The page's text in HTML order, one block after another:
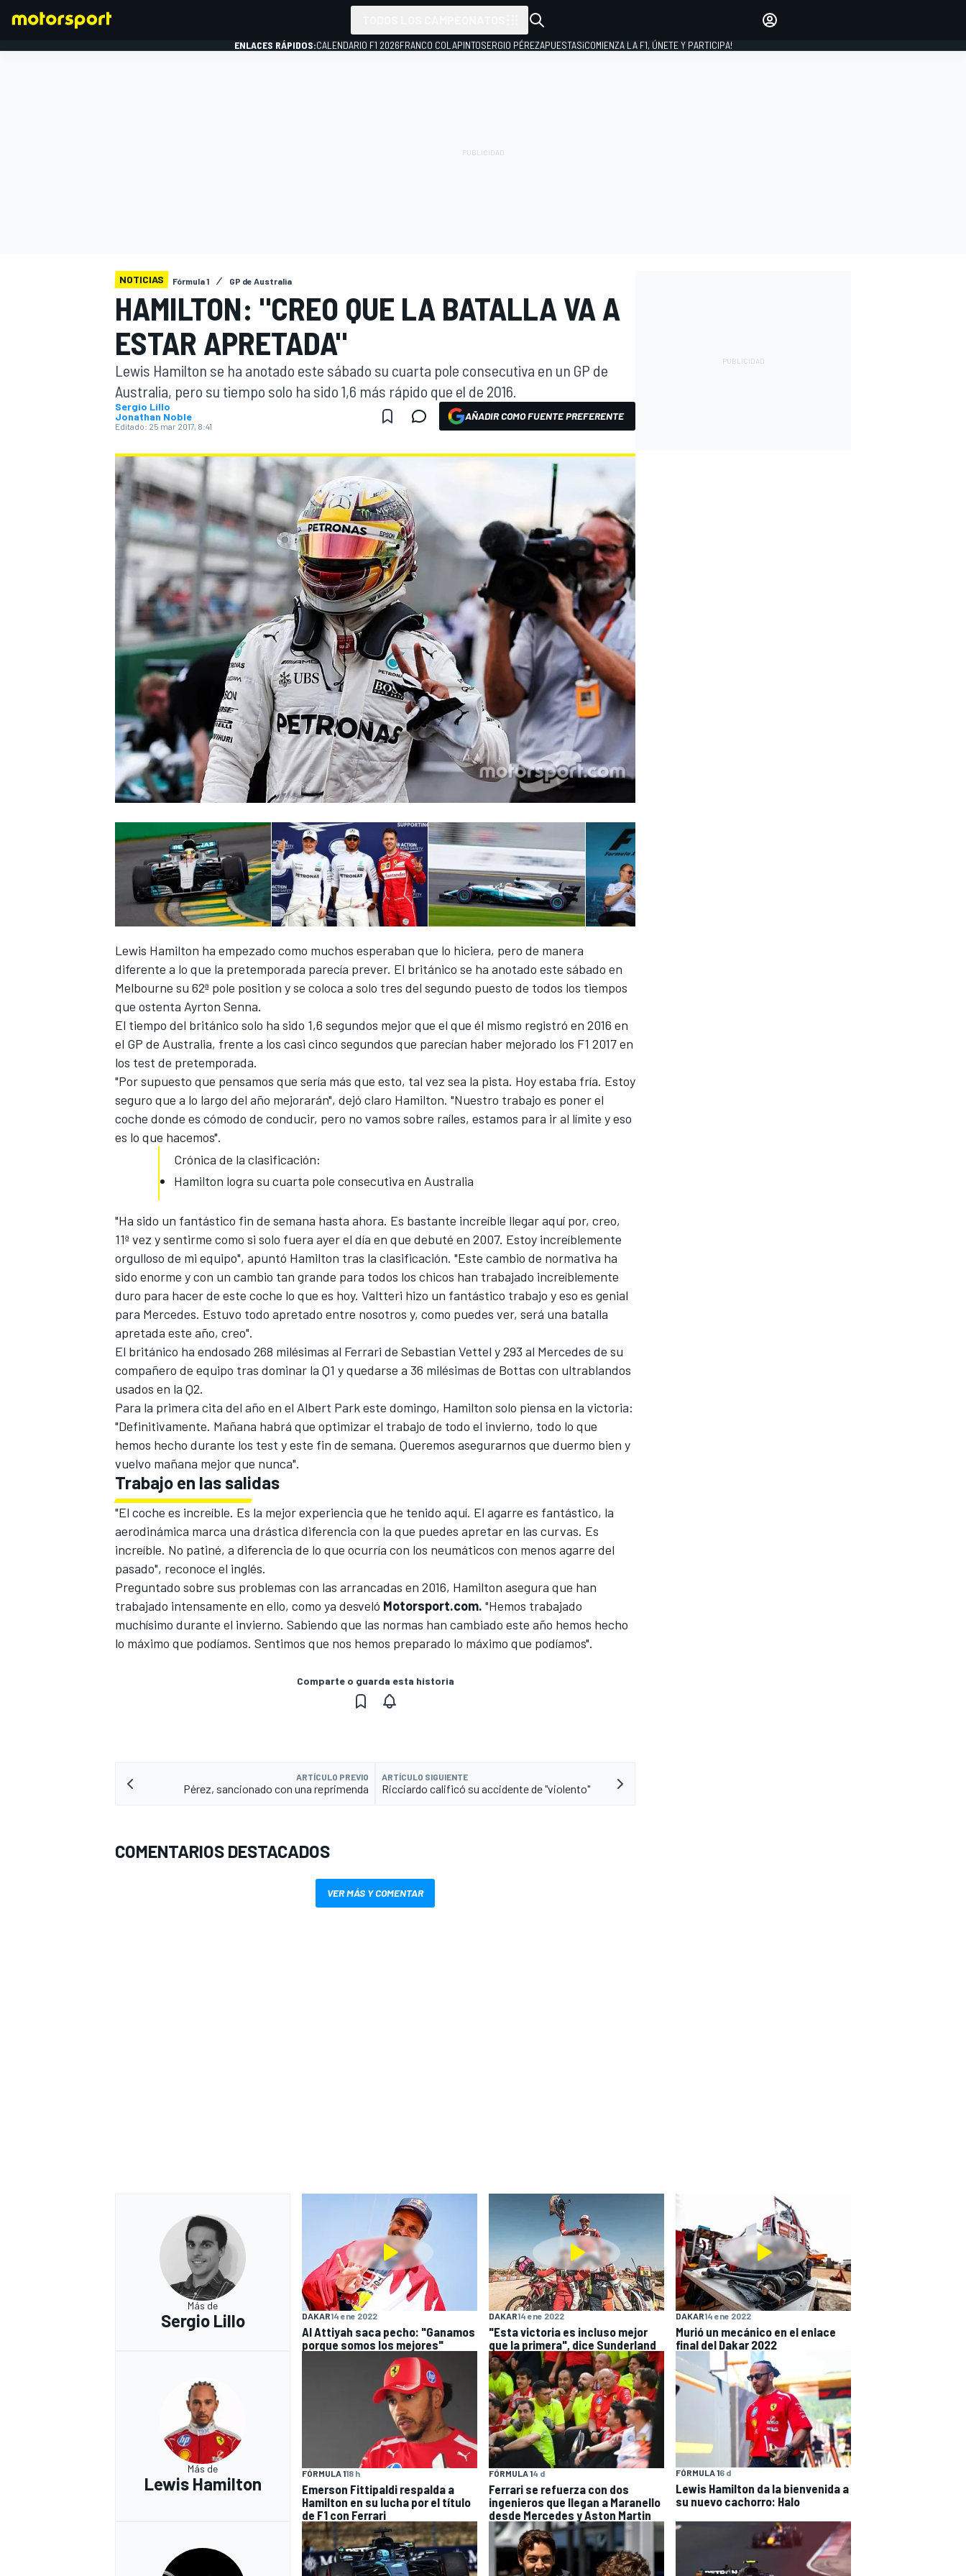
INDYCAR
MOTOGP
NASCAR CUP
FÓRMULA E
INICIAR SESIÓN
ENLACES RÁPIDOS:CALENDARIO F1 2026FRANCO COLAPINTOSERGIO PÉREZAPUESTAS¡COMIENZA LA F1, ÚNETE Y PARTICIPA!
NOTICIAS Fórmula 1 GP de Australia
HAMILTON: "CREO QUE LA BATALLA VA A
ESTAR APRETADA"
Lewis Hamilton se ha anotado este sábado su cuarta pole consecutiva en un GP de
Australia, pero su tiempo solo ha sido 1,6 más rápido que el de 2016.
Sergio Lillo
Jonathan Noble
Editado: 25 mar 2017, 8:41
AÑADIR COMO FUENTE PREFERENTE
Lewis Hamilton ha empezado como muchos esperaban que lo hiciera, pero de manera
diferente a lo que la pretemporada parecía prever. El británico se ha anotado este sábado en
Melbourne su 62ª pole position y se coloca a solo tres del segundo puesto de todos los tiempos
que ostenta Ayrton Senna.
El tiempo del británico solo ha sido 1,6 segundos mejor que el que él mismo registró en 2016 en
el GP de Australia, frente a los casi cinco segundos que parecían haber mejorado los F1 2017 en
los test de pretemporada.
"Por supuesto que pensamos que sería más que esto, tal vez sea la pista. Hoy estaba fría. Estoy
seguro que a lo largo del año mejorarán", dejó claro Hamilton. "Nuestro trabajo es poner el
coche donde es cómodo de conducir, pero no vamos sobre raíles, estamos para ir al límite y eso
es lo que hacemos".
Crónica de la clasificación:
Hamilton logra su cuarta pole consecutiva en Australia
"Ha sido un fantástico fin de semana hasta ahora. Es bastante increíble llegar aquí por, creo,
11ª vez y sentirme como si solo fuera ayer el día en que debuté en 2007. Estoy increíblemente
orgulloso de mi equipo", apuntó Hamilton tras la clasificación. "Este cambio de normativa ha
sido enorme y con un cambio tan grande para todos los chicos han trabajado increíblemente
duro para hacer de este coche lo que es hoy. Valtteri hizo un fantástico trabajo y eso es genial
para Mercedes. Estuvo todo apretado entre nosotros y, como puedes ver, será una batalla
apretada este año, creo".
El británico ha endosado 268 milésimas al Ferrari de Sebastian Vettel y 293 al Mercedes de su
compañero de equipo tras dominar la Q1 y quedarse a 36 milésimas de Bottas con ultrablandos
usados en la Q2.
Para la primera cita del año en el Albert Park este domingo, Hamilton solo piensa en la victoria:
"Definitivamente. Mañana habrá que optimizar el trabajo de todo el invierno, todo lo que
hemos hecho durante los test y este fin de semana. Queremos asegurarnos que duermo bien y
vuelvo mañana mejor que nunca".
Trabajo en las salidas
"El coche es increíble. Es la mejor experiencia que he tenido aquí. El agarre es fantástico, la
aerodinámica marca una drástica diferencia con la que puedes apretar en las curvas. Es
increíble. No patiné, a diferencia de lo que ocurría con los neumáticos con menos agarre del
pasado", reconoce el inglés.
Preguntado sobre sus problemas con las arrancadas en 2016, Hamilton asegura que han
trabajado intensamente en ello, como ya desveló Motorsport.com. "Hemos trabajado
muchísimo durante el invierno. Sabiendo que las normas han cambiado este año hemos hecho
lo máximo que podíamos. Sentimos que nos hemos preparado lo máximo que podíamos".
Comparte o guarda esta historia
ARTÍCULO PREVIO
Pérez, sancionado con una reprimenda
ARTÍCULO SIGUIENTE
Ricciardo calificó su accidente de "violento"
COMENTARIOS DESTACADOS
VER MÁS Y COMENTAR
Más de
Sergio Lillo DAKAR14 ene 2022
Al Attiyah saca pecho: "Ganamos
porque somos los mejores"
DAKAR14 ene 2022
"Esta victoria es incluso mejor
que la primera", dice Sunderland
DAKAR14 ene 2022
Murió un mecánico en el enlace
final del Dakar 2022
Más de
Lewis Hamilton
FÓRMULA 118 h
Emerson Fittipaldi respalda a
Hamilton en su lucha por el título
de F1 con Ferrari
FÓRMULA 14 d
Ferrari se refuerza con dos
ingenieros que llegan a Maranello
desde Mercedes y Aston Martin
FÓRMULA 16 d
Lewis Hamilton da la bienvenida a
su nuevo cachorro: Halo